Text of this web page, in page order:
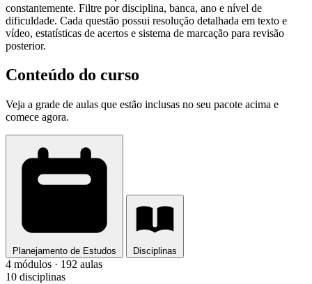
constantemente. Filtre por disciplina, banca, ano e nível de
dificuldade. Cada questão possui resolução detalhada em texto e
vídeo, estatísticas de acertos e sistema de marcação para revisão
posterior.
Conteúdo do curso
Veja a grade de aulas que estão inclusas no seu pacote acima e
comece agora.
Planejamento de Estudos Disciplinas
4 módulos · 192 aulas
10 disciplinas